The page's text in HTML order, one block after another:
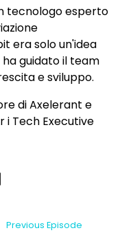
tecnologo esperto
era solo un'idea
guidato il team
e sviluppo.
di Axelerant e
i Tech Executive
Previous Episode